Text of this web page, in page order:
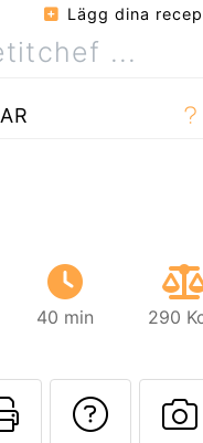
Lägg dina
40 min 290
detta
Skriv ut